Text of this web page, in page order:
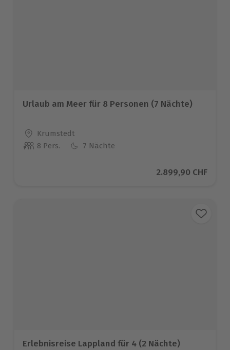
Urlaub am Meer für 8 Personen (7 Nächte)
Standort
Krumstedt
Anzahl der Teilnehmer
8 Pers. 7 Nächte
Aktueller Preis
2.899,90 CHF
Erlebnisreise Lappland für 4 (2 Nächte)